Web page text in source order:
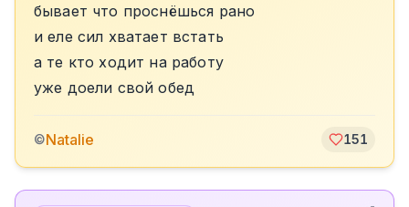
бывает что проснёшься рано
и еле сил хватает встать
а те кто ходит на работу
уже доели свой обед
©Natalie 151